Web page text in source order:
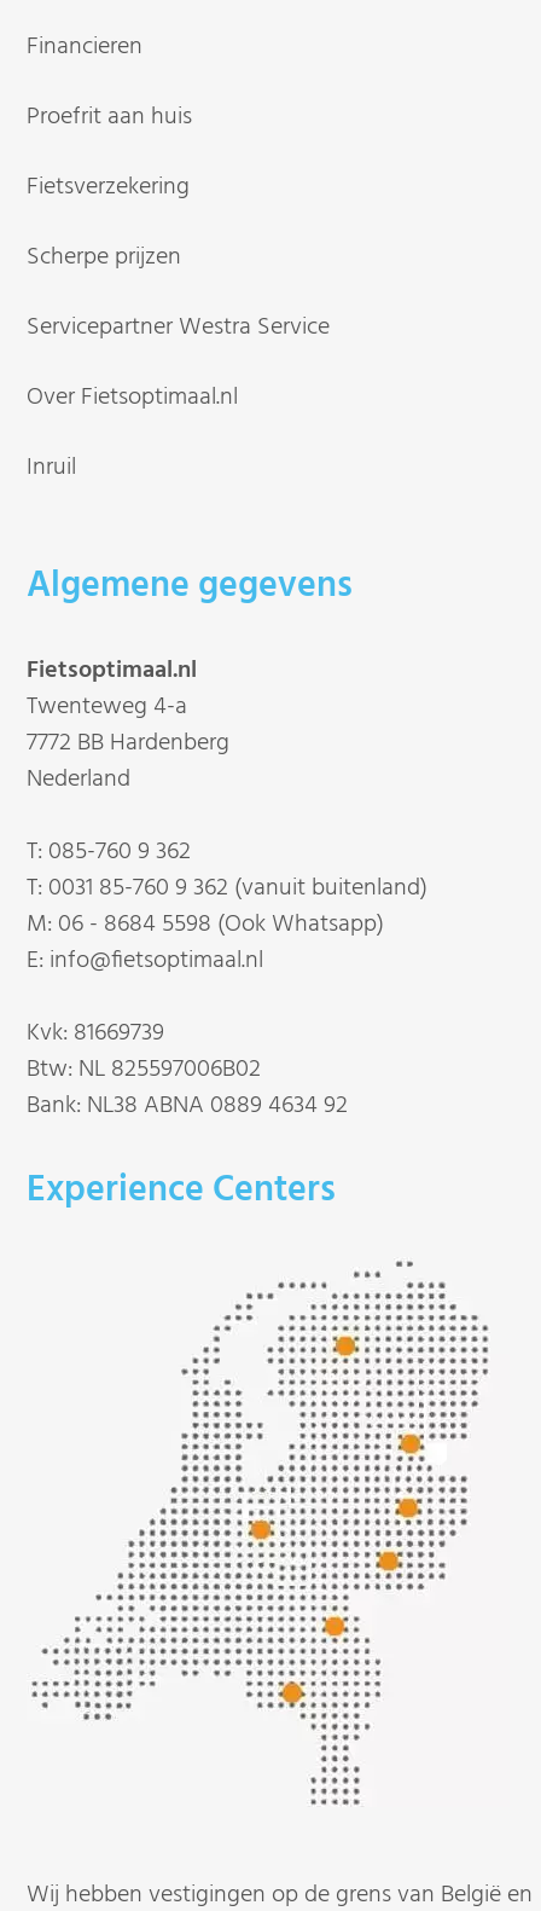
Financieren
Proefrit aan huis
Fietsverzekering
Scherpe prijzen
Servicepartner Westra Service
Over Fietsoptimaal.nl
Inruil
Algemene gegevens
Fietsoptimaal.nl
Twenteweg 4-a
7772 BB Hardenberg
Nederland
T: 085-760 9 362
T: 0031 85-760 9 362 (vanuit buitenland)
M: 06 - 8684 5598 (Ook Whatsapp)
E: info@fietsoptimaal.nl
Kvk: 81669739
Btw: NL 825597006B02
Bank: NL38 ABNA 0889 4634 92
Experience Centers
Wij hebben vestigingen op de grens van België en